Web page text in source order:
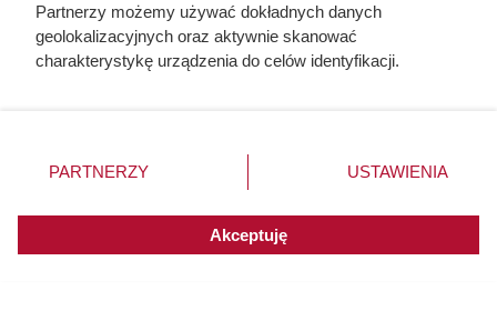
biorą po dwa opakowania
Szaleństwo w Rossmannie. 65 zł zamiast 589 zł za
Duża puszka 800 g za 5,49 zł w Dino. Posiłek na 2
dni wychodzi poniżej 6 zł
Luksusowa kawa z Italii drastycznie przeceniona
Partnerzy możemy używać dokładnych danych
geolokalizacyjnych oraz aktywnie skanować
charakterystykę urządzenia do celów identyfikacji.
zmienić/wycofać klikając przycisk ustawień prywatności
znajdujący się w lewym dolnym rogu strony. Niektóre
użytkownika, ale masz prawo sprzeciwić się takiemu
przetwarzaniu. Preferencje będą miały zastosowania do
PARTNERZY USTAWIENIA
Akceptuję